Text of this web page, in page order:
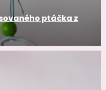
ptáčka z